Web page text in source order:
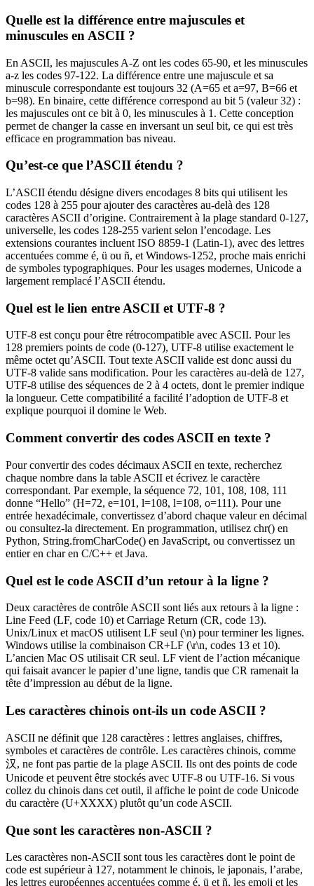
Quelle est la différence entre majuscules et
minuscules en ASCII ?
En ASCII, les majuscules A-Z ont les codes 65-90, et les minuscules
a-z les codes 97-122. La différence entre une majuscule et sa
minuscule correspondante est toujours 32 (A=65 et a=97, B=66 et
b=98). En binaire, cette différence correspond au bit 5 (valeur 32) :
les majuscules ont ce bit à 0, les minuscules à 1. Cette conception
permet de changer la casse en inversant un seul bit, ce qui est très
efficace en programmation bas niveau.
Qu’est-ce que l’ASCII étendu ?
L’ASCII étendu désigne divers encodages 8 bits qui utilisent les
codes 128 à 255 pour ajouter des caractères au-delà des 128
caractères ASCII d’origine. Contrairement à la plage standard 0-127,
universelle, les codes 128-255 varient selon l’encodage. Les
extensions courantes incluent ISO 8859-1 (Latin-1), avec des lettres
accentuées comme é, ü ou ñ, et Windows-1252, proche mais enrichi
de symboles typographiques. Pour les usages modernes, Unicode a
largement remplacé l’ASCII étendu.
Quel est le lien entre ASCII et UTF-8 ?
UTF-8 est conçu pour être rétrocompatible avec ASCII. Pour les
128 premiers points de code (0-127), UTF-8 utilise exactement le
même octet qu’ASCII. Tout texte ASCII valide est donc aussi du
UTF-8 valide sans modification. Pour les caractères au-delà de 127,
UTF-8 utilise des séquences de 2 à 4 octets, dont le premier indique
la longueur. Cette compatibilité a facilité l’adoption de UTF-8 et
explique pourquoi il domine le Web.
Comment convertir des codes ASCII en texte ?
Pour convertir des codes décimaux ASCII en texte, recherchez
chaque nombre dans la table ASCII et écrivez le caractère
correspondant. Par exemple, la séquence 72, 101, 108, 108, 111
donne “Hello” (H=72, e=101, l=108, l=108, o=111). Pour une
entrée hexadécimale, convertissez d’abord chaque valeur en décimal
ou consultez-la directement. En programmation, utilisez chr() en
Python, String.fromCharCode() en JavaScript, ou convertissez un
entier en char en C/C++ et Java.
Quel est le code ASCII d’un retour à la ligne ?
Deux caractères de contrôle ASCII sont liés aux retours à la ligne :
Line Feed (LF, code 10) et Carriage Return (CR, code 13).
Unix/Linux et macOS utilisent LF seul (\n) pour terminer les lignes.
Windows utilise la combinaison CR+LF (\r\n, codes 13 et 10).
L’ancien Mac OS utilisait CR seul. LF vient de l’action mécanique
qui faisait avancer le papier d’une ligne, tandis que CR ramenait la
tête d’impression au début de la ligne.
Les caractères chinois ont-ils un code ASCII ?
ASCII ne définit que 128 caractères : lettres anglaises, chiffres,
symboles et caractères de contrôle. Les caractères chinois, comme
汉, ne font pas partie de la plage ASCII. Ils ont des points de code
Unicode et peuvent être stockés avec UTF-8 ou UTF-16. Si vous
collez du chinois dans cet outil, il affiche le point de code Unicode
du caractère (U+XXXX) plutôt qu’un code ASCII.
Que sont les caractères non-ASCII ?
Les caractères non-ASCII sont tous les caractères dont le point de
code est supérieur à 127, notamment le chinois, le japonais, l’arabe,
les lettres européennes accentuées comme é, ü et ñ, les emoji et les